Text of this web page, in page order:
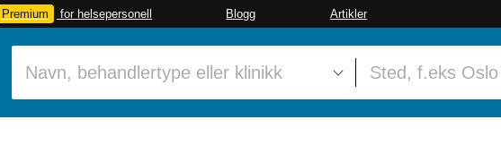
Premium for helsepersonell Blogg Artikler